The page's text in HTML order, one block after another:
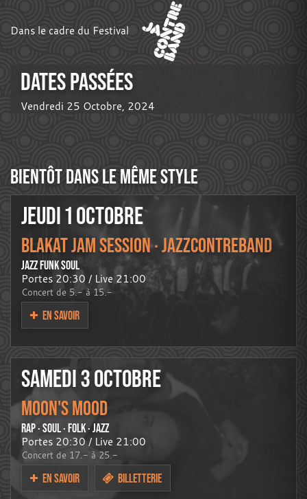
Dans le cadre du Festival
DATES PASSÉES
Vendredi 25 Octobre, 2024
BIENTÔT DANS LE MÊME STYLE
JEUDI 1 OCTOBRE
BLAKAT JAM SESSION · JAZZCONTREBAND
JAZZ FUNK SOUL
Portes 20:30 / Live 21:00
Concert de 5.- à 15.-
EN SAVOIR
SAMEDI 3 OCTOBRE
MOON'S MOOD
RAP · SOUL · FOLK · JAZZ
Portes 20:30 / Live 21:00
Concert de 17.- à 25.-
EN SAVOIR BILLETTERIE